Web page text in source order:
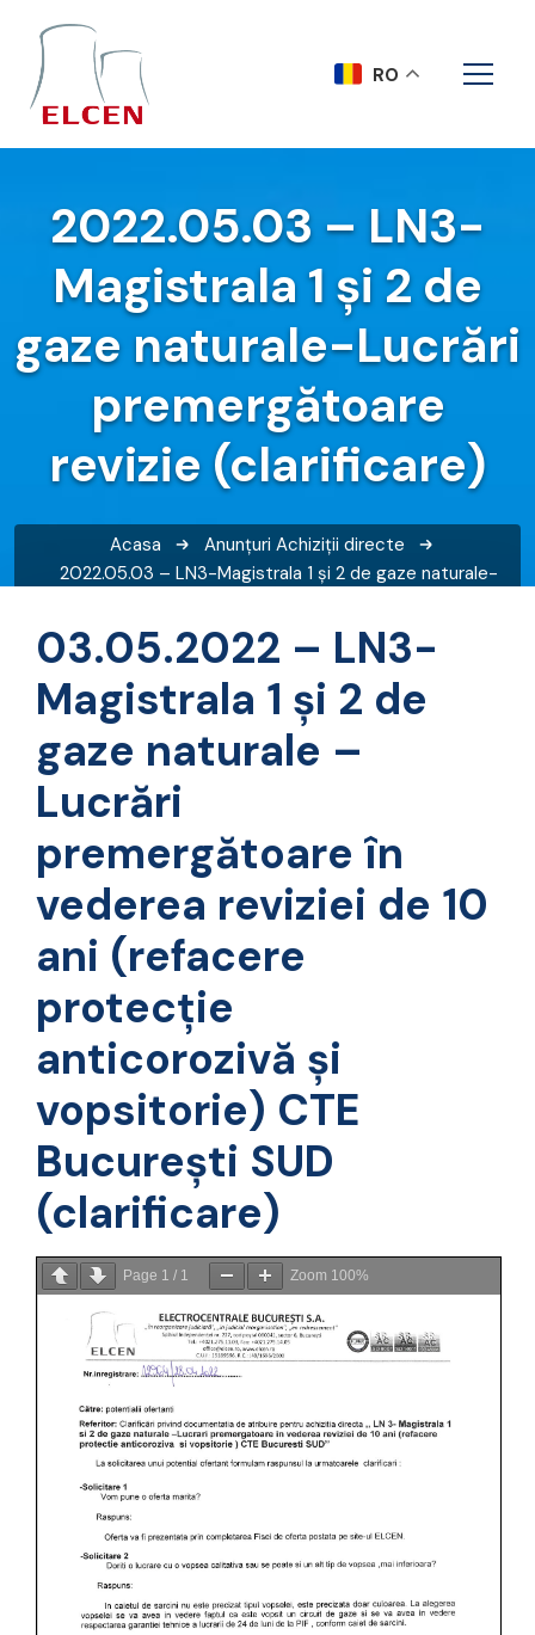
2022.05.03 – LN3-
Magistrala 1 și 2 de
gaze naturale-Lucrări
premergătoare
revizie (clarificare)
Acasa Anunțuri Achiziții directe
2022.05.03 – LN3-Magistrala 1 și 2 de gaze naturale-
03.05.2022 – LN3-
Magistrala 1 și 2 de
gaze naturale –
Lucrări
premergătoare în
vederea reviziei de 10
ani (refacere
protecție
anticorozivă și
vopsitorie) CTE
București SUD
(clarificare)
Page 1 / 1 Zoom 100%
RO